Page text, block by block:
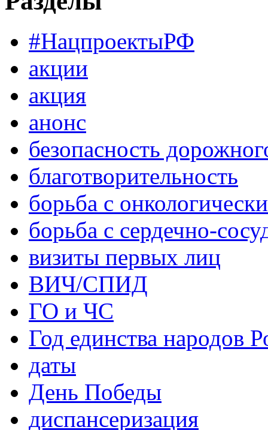
#НацпроектыРФ
акции
акция
анонс
безопасность
благотворительность
борьба с
борьба с сердечно-
визиты первых лиц
ВИЧ/СПИД
ГО и ЧС
Год единства народов
даты
День Победы
диспансеризация